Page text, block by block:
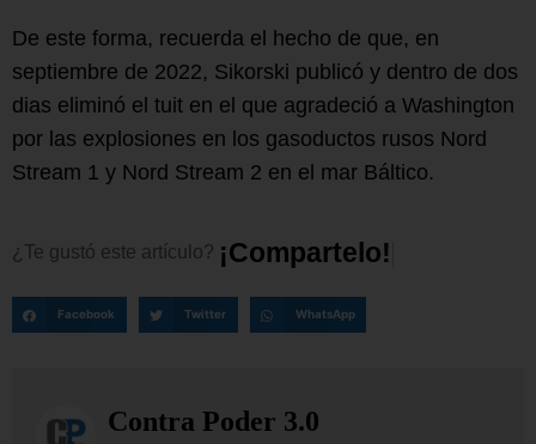
De este forma, recuerda el hecho de que, en
septiembre de 2022, Sikorski publicó y dentro de dos
dias eliminó el tuit en el que agradeció a Washington
por las explosiones en los gasoductos rusos Nord
Stream 1 y Nord Stream 2 en el mar Báltico.
¿Te gustó este artículo? ¡Co
m
p
a
r
t
e
l
o
!
Facebook Twitter WhatsApp
Contra Poder 3.0